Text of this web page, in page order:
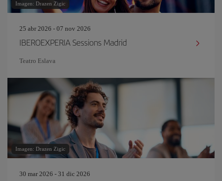
Imagen: Drazen Zigic
25 abr 2026 - 07 nov 2026
IBEROEXPERIA Sessions Madrid
Teatro Eslava
Imagen: Drazen Zigic
30 mar 2026 - 31 dic 2026